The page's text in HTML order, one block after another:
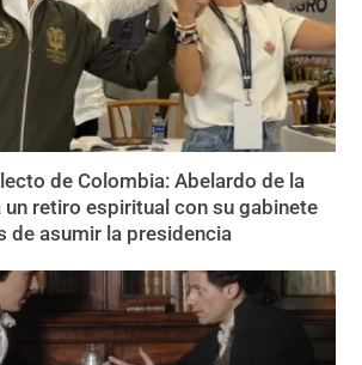
de Colombia: Abelardo de la
un retiro espiritual con su gabinete
de asumir la presidencia